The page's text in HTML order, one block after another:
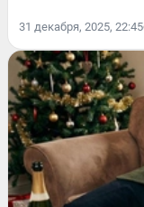
31 декабря, 2025, 22:45